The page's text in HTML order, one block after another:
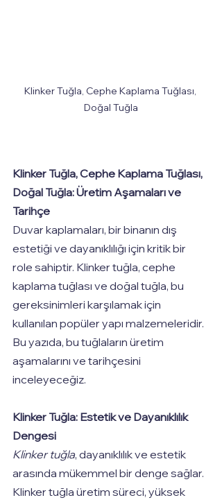
Klinker Tuğla, Cephe Kaplama Tuğlası,
Doğal Tuğla
Klinker Tuğla, Cephe Kaplama Tuğlası,
Doğal Tuğla: Üretim Aşamaları ve
Tarihçe
Duvar kaplamaları, bir binanın dış
estetiği ve dayanıklılığı için kritik bir
role sahiptir. Klinker tuğla, cephe
kaplama tuğlası ve doğal tuğla, bu
gereksinimleri karşılamak için
kullanılan popüler yapı malzemeleridir.
Bu yazıda, bu tuğlaların üretim
aşamalarını ve tarihçesini
inceleyeceğiz.
Klinker Tuğla: Estetik ve Dayanıklılık
Dengesi
Klinker tuğla, dayanıklılık ve estetik
arasında mükemmel bir denge sağlar.
Klinker tuğla üretim süreci, yüksek